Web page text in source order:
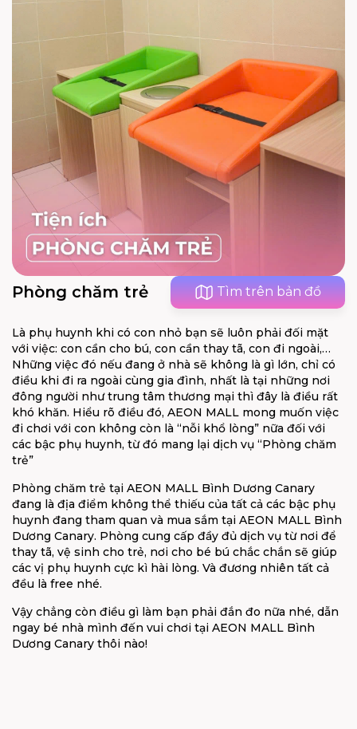
Phòng chăm trẻ Tìm trên bản đồ
Là phụ huynh khi có con nhỏ bạn sẽ luôn phải đối mặt
với việc: con cần cho bú, con cần thay tã, con đi ngoài,…
Những việc đó nếu đang ở nhà sẽ không là gì lớn, chỉ có
điều khi đi ra ngoài cùng gia đình, nhất là tại những nơi
đông người như trung tâm thương mại thì đây là điều rất
khó khăn. Hiểu rõ điều đó, AEON MALL mong muốn việc
đi chơi với con không còn là “nỗi khổ lòng” nữa đối với
các bậc phụ huynh, từ đó mang lại dịch vụ “Phòng chăm
trẻ”
Phòng chăm trẻ tại AEON MALL Bình Dương Canary
đang là địa điểm không thể thiếu của tất cả các bậc phụ
huynh đang tham quan và mua sắm tại AEON MALL Bình
Dương Canary. Phòng cung cấp đầy đủ dịch vụ từ nơi để
thay tã, vệ sinh cho trẻ, nơi cho bé bú chắc chắn sẽ giúp
các vị phụ huynh cực kì hài lòng. Và đương nhiên tất cả
đều là free nhé.
Vậy chẳng còn điều gì làm bạn phải đắn đo nữa nhé, dẫn
ngay bé nhà mình đến vui chơi tại AEON MALL Bình
Dương Canary thôi nào!